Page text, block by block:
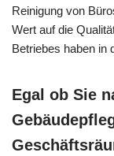
Reinigung von
Wert auf die
Betriebes haben in
Egal ob Sie